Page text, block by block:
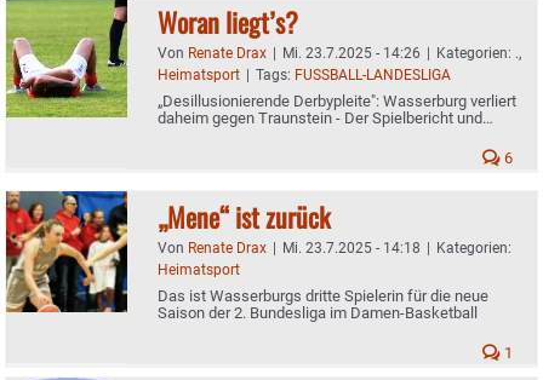
Woran liegt’s?
Von Renate Drax | Mi. 23.7.2025 - 14:26 | Kategorien: .,
Heimatsport | Tags: FUSSBALL-LANDESLIGA
„Desillusionierende Derbypleite": Wasserburg verliert
daheim gegen Traunstein - Der Spielbericht und
6
„Mene“ ist zurück
Von Renate Drax | Mi. 23.7.2025 - 14:18 | Kategorien:
Heimatsport
Das ist Wasserburgs dritte Spielerin für die neue
Saison der 2. Bundesliga im Damen-Basketball
1